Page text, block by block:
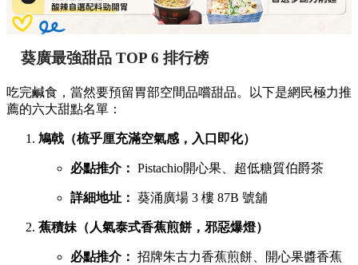
葵廣最強甜品 TOP 6 排行榜
吃完鹹食，當然要預留胃部空間品嚐甜品。以下是網民極力推
薦的六大甜點名單：
鳩戟（梳乎厘充滿空氣感，入口即化）
必點推介： Pistachio開心果、超低糖質伯爵茶
詳細地址： 葵涌廣場 3 樓 87B 號舖
蕉積妹（人氣泰式香蕉煎餅，邪惡爆燈）
必點推介： 招牌朱古力香蕉煎餅、開心果醬香蕉